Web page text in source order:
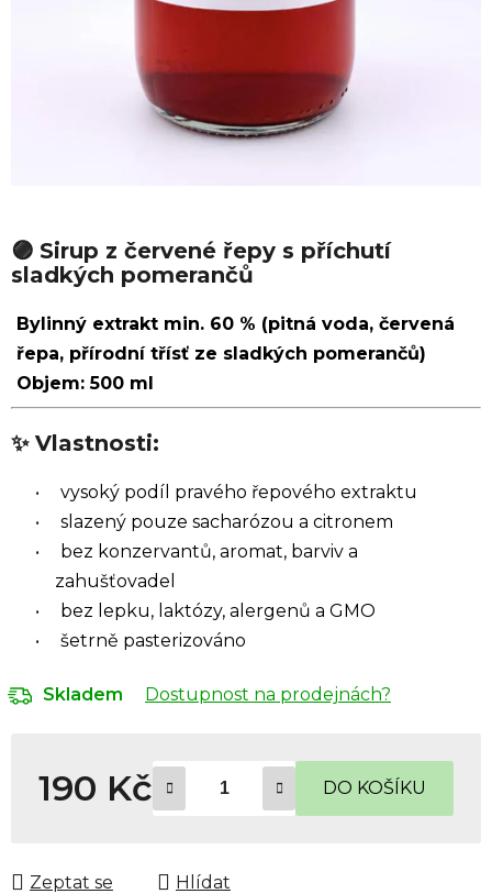
🟣 Sirup z červené řepy s příchutí
sladkých pomerančů
Bylinný extrakt min. 60 % (pitná voda, červená
řepa, přírodní třísť ze sladkých pomerančů)
Objem: 500 ml
✨ Vlastnosti:
vysoký podíl pravého řepového extraktu
slazený pouze sacharózou a citronem
bez konzervantů, aromat, barviv a
zahušťovadel
bez lepku, laktózy, alergenů a GMO
šetrně pasterizováno
Skladem Dostupnost na prodejnách?
190 Kč DO KOŠÍKU
Zeptat se Hlídat